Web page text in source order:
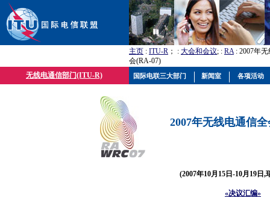
主页 : ITU-R ； : 大会和会议; : RA: 2007年
会(RA-07)
无线电通信部门(ITU-R)
2007年无线电通信
(2007年10月15日-10月19日,
«决议汇编»
国际电联三大部门 新闻室 各项活动